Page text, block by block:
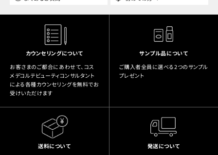
カウンセリングについて
お客さまのご都合にあわせて、コス
メデコルテビューティコンサルタント
による各種カウンセリングを無料でお
受けいただけます
サンプル品について
ご購入者全員に選べる2つのサンプル
プレゼント
送料について
発送について